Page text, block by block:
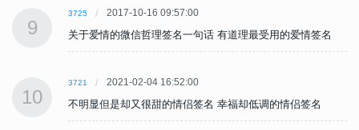
9
3725 2017-10-16 09:57:00
关于爱情的微信哲理签名一句话 有道理最受用的爱情签名
10
3721 2021-02-04 16:52:00
不明显但是却又很甜的情侣签名 幸福却低调的情侣签名